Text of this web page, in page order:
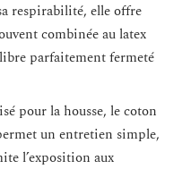
respirabilité, elle offre
combinée au latex
parfaitement fermeté
pour la housse, le coton
un entretien simple,
l’exposition aux